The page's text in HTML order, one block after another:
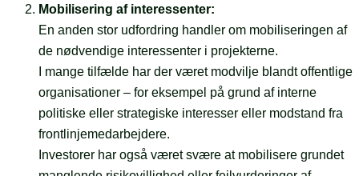
Mobilisering af interessenter:
En anden stor udfordring handler om mobiliseringen af
de nødvendige interessenter i projekterne.
I mange tilfælde har der været modvilje blandt offentlige
organisationer – for eksempel på grund af interne
politiske eller strategiske interesser eller modstand fra
frontlinjemedarbejdere.
Investorer har også været svære at mobilisere grundet